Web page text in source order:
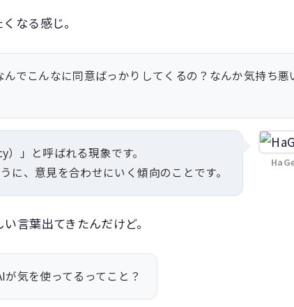
なる感じ。
んでこんなに同意ばっかりしてくるの？なんか気持ち悪
」と呼ばれる現象です。
に、意見を合わせにいく傾向のことです。
言葉出てきたんだけど。
気を使ってるってこと？